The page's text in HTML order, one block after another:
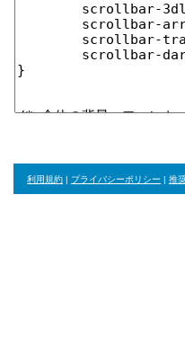
利用規約 | プライバシーポリシー | 推